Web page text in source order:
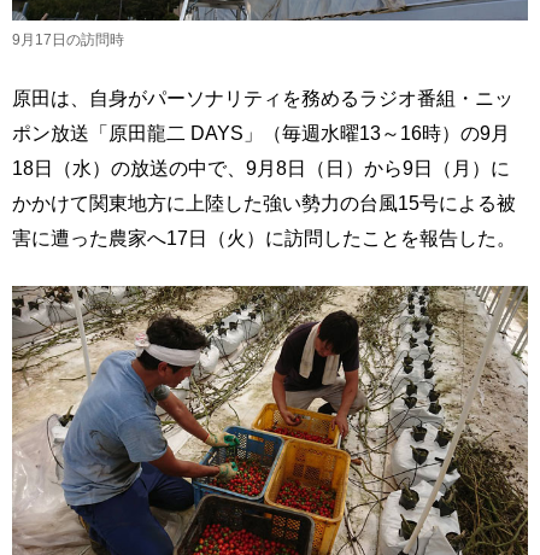
9月17日の訪問時
原田は、自身がパーソナリティを務めるラジオ番組・ニッ
ポン放送「原田龍二 DAYS」（毎週水曜13～16時）の9月
18日（水）の放送の中で、9月8日（日）から9日（月）に
かかけて関東地方に上陸した強い勢力の台風15号による被
害に遭った農家へ17日（火）に訪問したことを報告した。